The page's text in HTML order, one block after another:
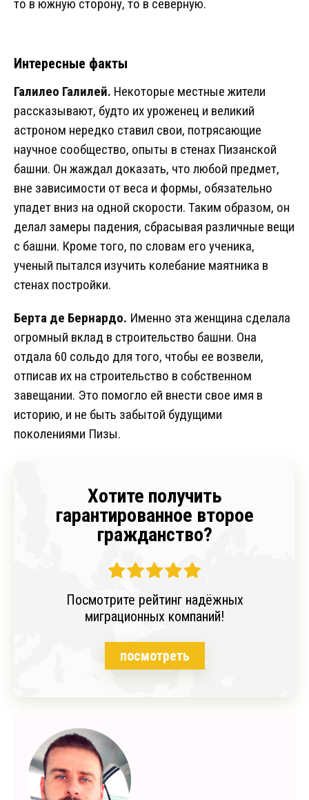
то в южную сторону, то в северную.
Интересные факты
Галилео Галилей. Некоторые местные жители
рассказывают, будто их уроженец и великий
астроном нередко ставил свои, потрясающие
научное сообщество, опыты в стенах Пизанской
башни. Он жаждал доказать, что любой предмет,
вне зависимости от веса и формы, обязательно
упадет вниз на одной скорости. Таким образом, он
делал замеры падения, сбрасывая различные вещи
с башни. Кроме того, по словам его ученика,
ученый пытался изучить колебание маятника в
стенах постройки.
Берта де Бернардо. Именно эта женщина сделала
огромный вклад в строительство башни. Она
отдала 60 сольдо для того, чтобы ее возвели,
отписав их на строительство в собственном
завещании. Это помогло ей внести свое имя в
историю, и не быть забытой будущими
поколениями Пизы.
Хотите получить
гарантированное второе
гражданство?
Посмотрите рейтинг надёжных
миграционных компаний!
посмотреть